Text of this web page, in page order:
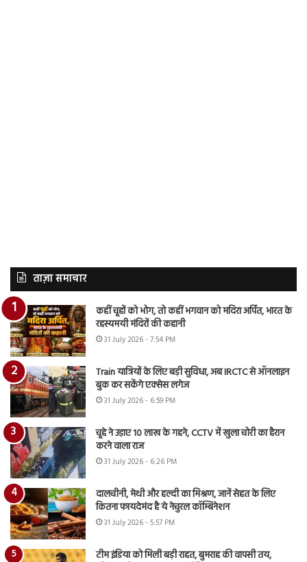
ताज़ा समाचार
कहीं चूहों को भोग, तो कहीं भगवान को मदिरा अर्पित, भारत के
रहस्यमयी मंदिरों की कहानी
31 July 2026 - 7:54 PM
Train यात्रियों के लिए बड़ी सुविधा, अब IRCTC से ऑनलाइन
बुक कर सकेंगे एक्सेस लगेज
31 July 2026 - 6:59 PM
चूहे ने उड़ाए 10 लाख के गहने, CCTV में खुला चोरी का हैरान
करने वाला राज
31 July 2026 - 6:26 PM
दालचीनी, मेथी और हल्दी का मिश्रण, जानें सेहत के लिए
कितना फायदेमंद है ये नेचुरल कॉम्बिनेशन
31 July 2026 - 5:57 PM
टीम इंडिया को मिली बड़ी राहत, बुमराह की वापसी तय,